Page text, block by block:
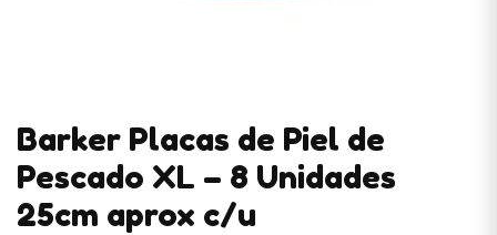
Barker Placas de Piel de
Pescado XL – 8 Unidades
25cm aprox c/u